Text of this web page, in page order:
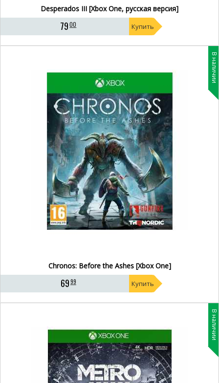
Desperados III [Xbox One, русская версия]
7900 Купить
В наличии
Chronos: Before the Ashes [Xbox One]
6999 Купить
В наличии